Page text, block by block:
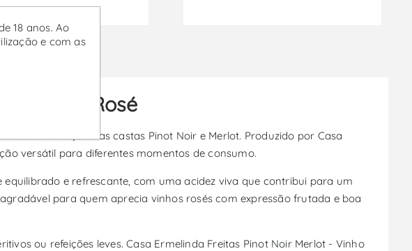
a 30/09/2026
- Vinho Rosé
da combinação das castas Pinot Noir e Merlot. Produzido por Casa
versátil para diferentes momentos de consumo.
e refrescante, com uma acidez viva que contribui para um
para quem aprecia vinhos rosés com expressão frutada e boa
ou refeições leves. Casa Ermelinda Freitas Pinot Noir Merlot - Vinho
18 anos. Ao
e com as